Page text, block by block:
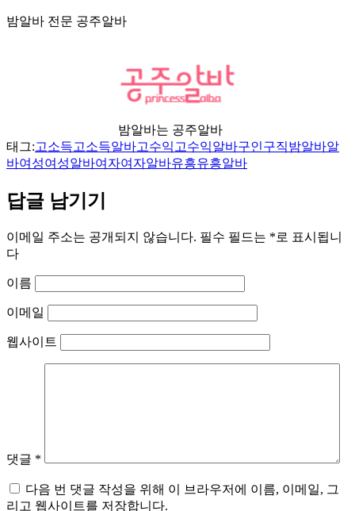
밤알바 전문 공주알바
밤알바는 공주알바
태그:고소득고소득알바고수익 고수익알바구인구직밤알바알
바여성여성알바여자여자알바유흥유흥알바
답글 남기기
이메일 주소는 공개되지 않습니다. 필수 필드는 *로 표시됩니
다
이름
이메일
웹사이트
댓글 *
다음 번 댓글 작성을 위해 이 브라우저에 이름, 이메일, 그
리고 웹사이트를 저장합니다.